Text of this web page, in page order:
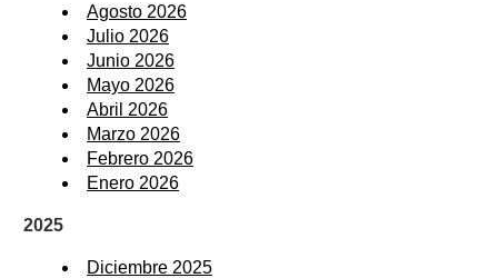
Agosto 2026
Julio 2026
Junio 2026
Mayo 2026
Abril 2026
Marzo 2026
Febrero 2026
Enero 2026
2025
Diciembre 2025